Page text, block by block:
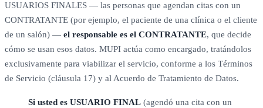
USUARIOS FINALES — las personas que agendan citas con un
CONTRATANTE (por ejemplo, el paciente de una clínica o el cliente
de un salón) — el responsable es el CONTRATANTE, que decide
cómo se usan esos datos. MUPI actúa como encargado, tratándolos
exclusivamente para viabilizar el servicio, conforme a los Términos
de Servicio (cláusula 17) y al Acuerdo de Tratamiento de Datos.
Si usted es USUARIO FINAL (agendó una cita con un